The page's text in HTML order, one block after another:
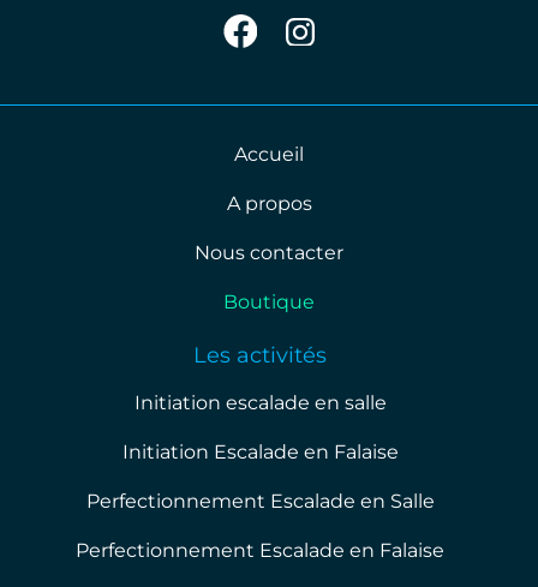
Accueil
A propos
Nous contacter
Boutique
Les activités
Initiation escalade en salle
Initiation Escalade en Falaise
Perfectionnement Escalade en Salle
Perfectionnement Escalade en Falaise